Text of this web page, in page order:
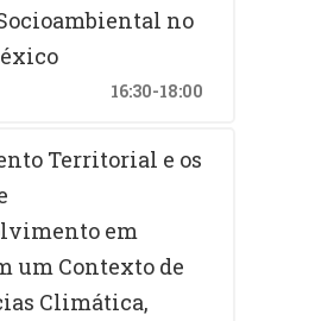
no
16:30-18:00
Territorial e os
em
um Contexto de
Climática,